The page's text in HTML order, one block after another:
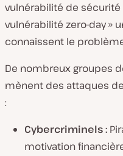
vulnérabilité de sécurité
vulnérabilité zero-day »
connaissent le
De nombreux groupes
mènent des attaques
:
Cybercriminels :
motivation